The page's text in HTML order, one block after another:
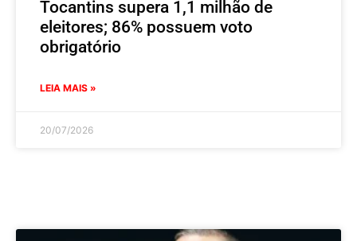
Tocantins supera 1,1 milhão de
eleitores; 86% possuem voto
obrigatório
LEIA MAIS »
20/07/2026